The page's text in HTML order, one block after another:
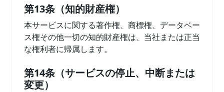
第13条（知的財産権）
本サービスに関する著作権、商標権、データベー
ス権その他一切の知的財産権は、当社または正当
な権利者に帰属します。
第14条（サービスの停止、中断または
変更）